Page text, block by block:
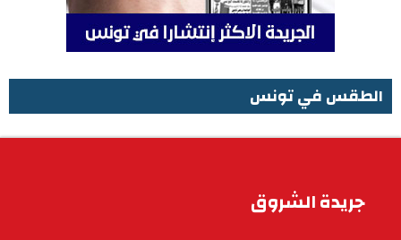
الطقس في تونس
جريدة الشروق